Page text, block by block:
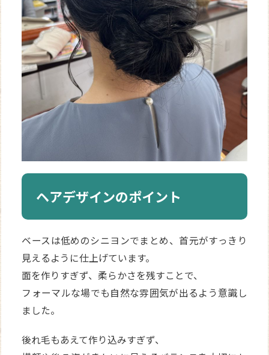
ヘアデザインのポイント
ベースは低めのシニヨンでまとめ、首元がすっきり
見えるように仕上げています。
面を作りすぎず、柔らかさを残すことで、
フォーマルな場でも自然な雰囲気が出るよう意識し
ました。
後れ毛もあえて作り込みすぎず、